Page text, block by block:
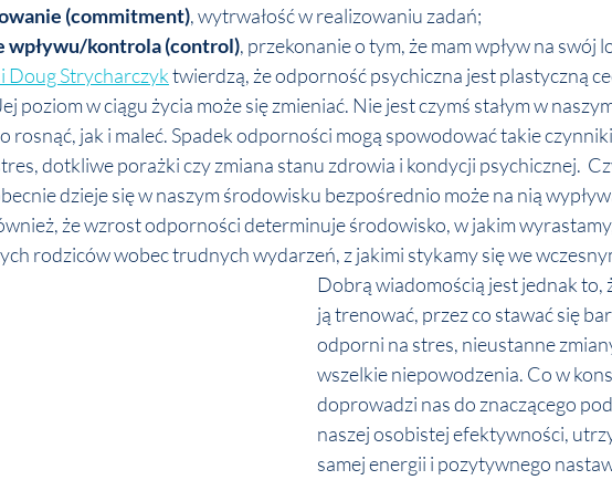
(commitment), wytrwałość w realizowaniu zadań;
wpływu/kontrola (control), przekonanie o tym, że mam wpływ na swój
Doug Strycharczyk twierdzą, że odporność psychiczna jest plastyczną
poziom w ciągu życia może się zmieniać. Nie jest czymś stałym w
rosnąć, jak i maleć. Spadek odporności mogą spowodować takie
dotkliwe porażki czy zmiana stanu zdrowia i kondycji psychicznej.
dzieje się w naszym środowisku bezpośrednio może na nią
że wzrost odporności determinuje środowisko, w jakim
rodziców wobec trudnych wydarzeń, z jakimi stykamy się we
Dobrą wiadomością jest jednak to,
ją trenować, przez co stawać się
odporni na stres, nieustanne
wszelkie niepowodzenia. Co w
doprowadzi nas do znaczącego
naszej osobistej efektywności,
samej energii i pozytywnego